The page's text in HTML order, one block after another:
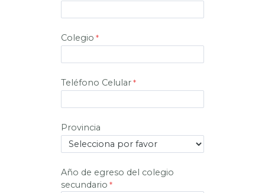
Colegio
Teléfono Celular
Provincia
Año de egreso del colegio
secundario